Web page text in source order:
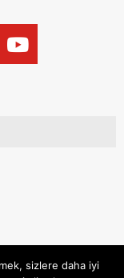
sizlere daha iyi